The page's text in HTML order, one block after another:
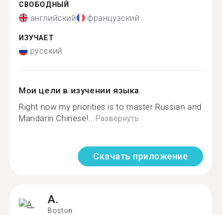
СВОБОДНЫЙ
английский французский
ИЗУЧАЕТ
русский
Мои цели в изучении языка
Right now my priorities is to master Russian and
Mandarin Chinese!...Развернуть
Скачать приложение
A.
Boston